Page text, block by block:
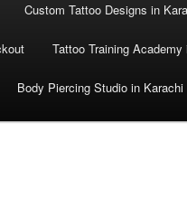
Custom Tattoo Designs in
Tattoo Training
Body Piercing Studio in Karachi